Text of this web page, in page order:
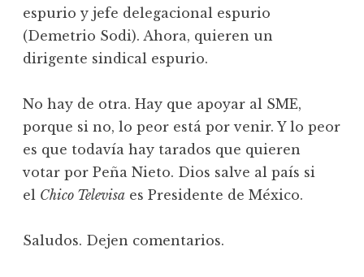
espurio y jefe delegacional espurio
(Demetrio Sodi). Ahora, quieren un
dirigente sindical espurio.
No hay de otra. Hay que apoyar al SME,
porque si no, lo peor está por venir. Y lo peor
es que todavía hay tarados que quieren
votar por Peña Nieto. Dios salve al país si
el Chico Televisa es Presidente de México.
Saludos. Dejen comentarios.